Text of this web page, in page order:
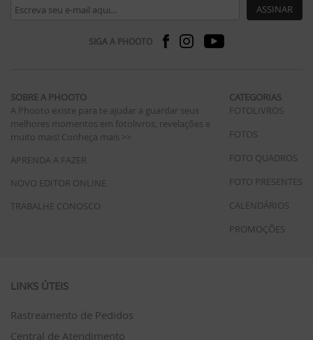
ASSINAR
SIGA A PHOOTO
SOBRE A PHOOTO
A Phooto existe para te ajudar a guardar seus
melhores momentos em fotolivros, revelações e
muito mais! Conheça mais >>
APRENDA A FAZER
NOVO EDITOR ONLINE
TRABALHE CONOSCO
CATEGORIAS
FOTOLIVROS
FOTOS
FOTO QUADROS
FOTO PRESENTES
CALENDÁRIOS
PROMOÇÕES
LINKS ÚTEIS
Rastreamento de Pedidos
Central de Atendimento